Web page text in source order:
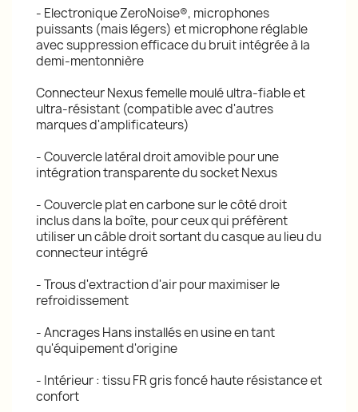
- Electronique ZeroNoise®, microphones
puissants (mais légers) et microphone réglable
avec suppression efficace du bruit intégrée à la
demi-mentonnière
Connecteur Nexus femelle moulé ultra-fiable et
ultra-résistant (compatible avec d'autres
marques d'amplificateurs)
- Couvercle latéral droit amovible pour une
intégration transparente du socket Nexus
- Couvercle plat en carbone sur le côté droit
inclus dans la boîte, pour ceux qui préfèrent
utiliser un câble droit sortant du casque au lieu du
connecteur intégré
- Trous d'extraction d'air pour maximiser le
refroidissement
- Ancrages Hans installés en usine en tant
qu'équipement d'origine
- Intérieur : tissu FR gris foncé haute résistance et
confort